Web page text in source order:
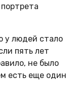
у людей стало
пять лет
не было
есть еще один